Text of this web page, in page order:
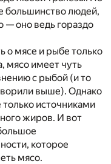
большинство людей,
— оно ведь гораздо
о мясе и рыбе только
мясо имеет чуть
с рыбой (и то
выше). Однако
источниками
жиров. И вот
которое
мясо.